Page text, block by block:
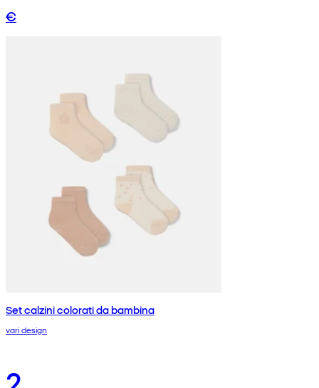
€
Set calzini colorati da bambina
vari design
2